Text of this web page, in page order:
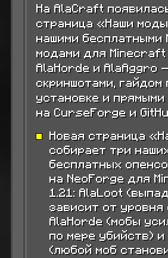
На AlaCraft
страница «Наши
нашими бесплатными
модами для Minecraft
AlaHorde и AlaAggro
скриншотами, гайдом
установке и
на CurseForge и
Новая страница
собирает три
бесплатных
на NeoForge для
1.21: AlaLoot
зависит от уровня
AlaHorde (мобы
по мере убийств)
(любой моб